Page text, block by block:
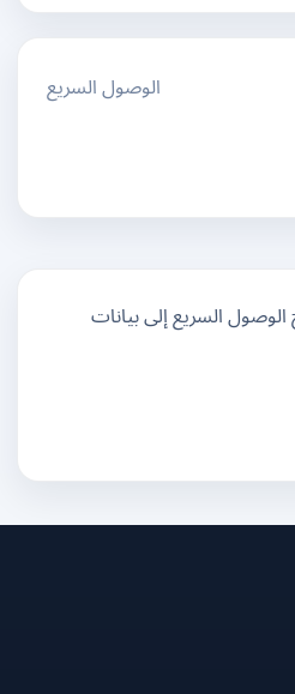
الوصول السريع
السريع إلى بيانات